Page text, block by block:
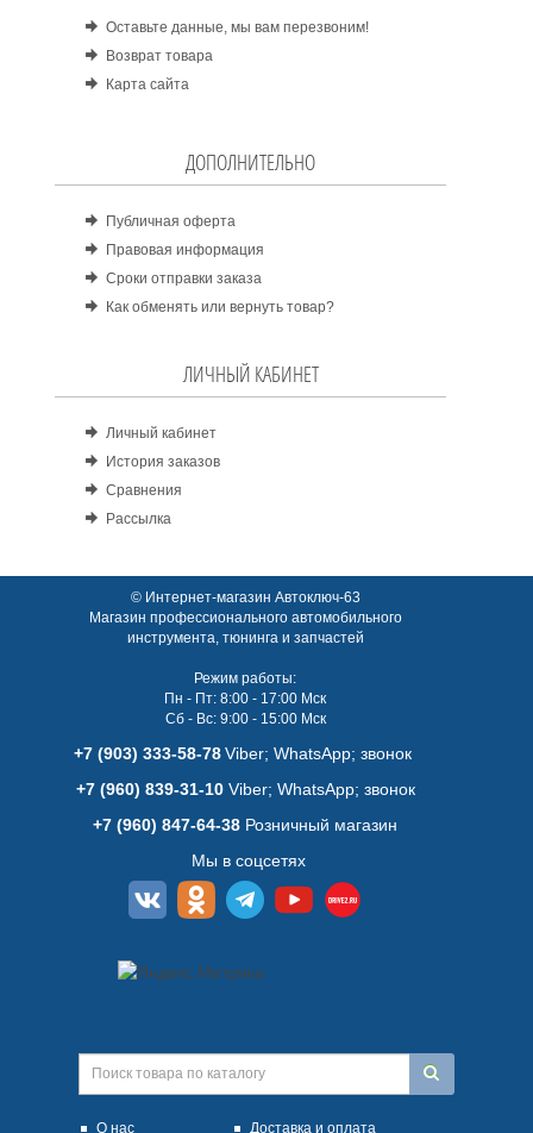
Оставьте данные, мы вам перезвоним!
Возврат товара
Карта сайта
ДОПОЛНИТЕЛЬНО
Публичная оферта
Правовая информация
Сроки отправки заказа
Как обменять или вернуть товар?
ЛИЧНЫЙ КАБИНЕТ
Личный кабинет
История заказов
Сравнения
Рассылка
© Интернет-магазин Автоключ-63
Магазин профессионального автомобильного
инструмента, тюнинга и запчастей
Режим работы:
Пн - Пт: 8:00 - 17:00 Мск
Сб - Вс: 9:00 - 15:00 Мск
+7 (903) 333-58-78 Viber; WhatsАpp; звонок
+7 (960) 839-31-10Viber; WhatsАpp; звонок
+7 (960) 847-64-38 Розничный магазин
Мы в соцсетях
О нас Доставка и оплата